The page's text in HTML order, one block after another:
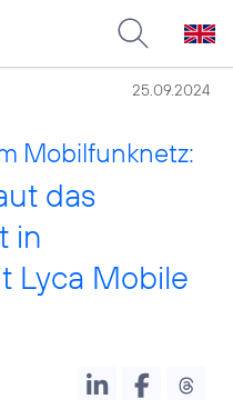
25.09.2024
Mobilfunknetz:
das
in
Lyca Mobile